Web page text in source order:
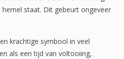
staat. Dit gebeurt ongeveer
krachtige symbool in veel
als een tijd van voltooiing,